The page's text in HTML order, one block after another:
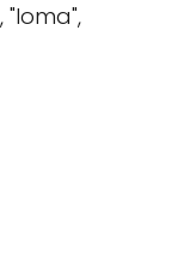
"loma",